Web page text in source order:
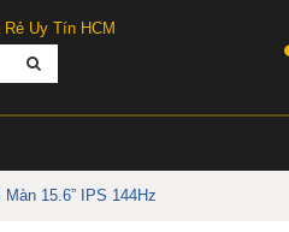
Uy Tín HCM
15.6” IPS 144Hz